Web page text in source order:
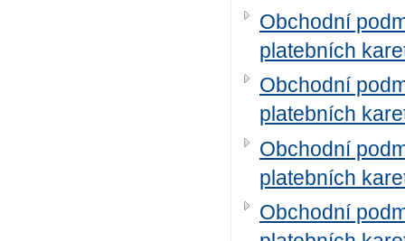
Obchodní
platebních
Obchodní
platebních
Obchodní
platebních
Obchodní